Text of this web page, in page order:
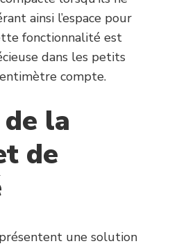
ainsi l’espace pour
fonctionnalité est
dans les petits
compte.
la
de
une solution